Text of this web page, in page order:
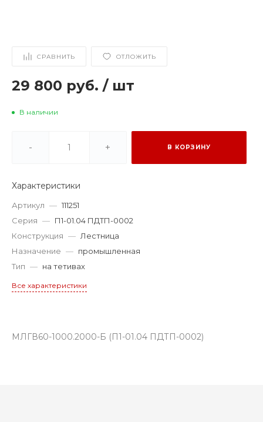
СРАВНИТЬ ОТЛОЖИТЬ
29 800 руб. / шт
В наличии
- + В КОРЗИНУ
Характеристики
Артикул — 111251
Серия — П1-01.04 ПДТП-0002
Конструкция — Лестница
Назначение — промышленная
Тип — на тетивах
Все характеристики
МЛГВ60-1000.2000-Б (П1-01.04 ПДТП-0002)